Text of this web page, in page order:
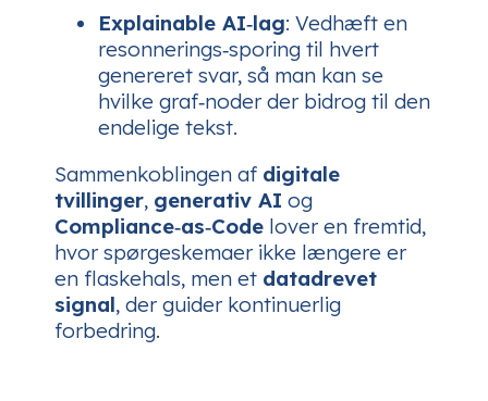
Explainable AI‑lag: Vedhæft en
resonnerings‑sporing til hvert
genereret svar, så man kan se
hvilke graf‑noder der bidrog til den
endelige tekst.
Sammenkoblingen af digitale
tvillinger, generativ AI og
Compliance‑as‑Code lover en fremtid,
hvor spørgeskemaer ikke længere er
en flaskehals, men et datadrevet
signal, der guider kontinuerlig
forbedring.